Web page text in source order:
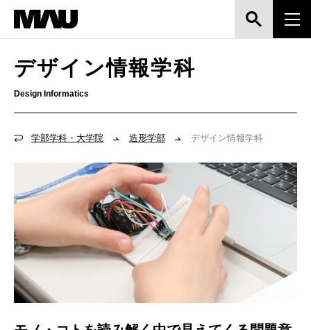
学部学科・大学院 造形学部 デザイン情報学科
デザイン情報学科
Design Informatics